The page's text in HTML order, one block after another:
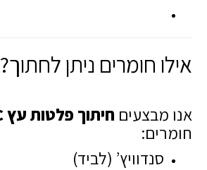
אילו חומרים ניתן לחתוך?
אנו מבצעים חיתוך פלטות עץ CNC
חומרים:
סנדוויץ’ (לביד)